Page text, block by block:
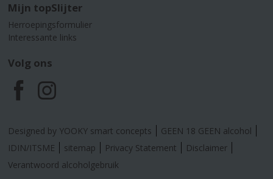
Mijn topSlijter
Herroepingsformulier
Interessante links
Volg ons
F
a
c
I
n
s
Designed by YOOKY smart concepts
GEEN 18 GEEN alcohol
IDIN/ITSME
sitemap Privacy Statement
Disclaimer
Verantwoord alcoholgebruik